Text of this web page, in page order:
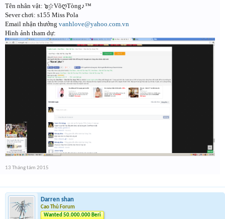
Tên nhân vật: ๖ۣ☆VõღTòng♪™
Sever chơi: s155 Miss Pola
Email nhận thưởng vanhlove@yahoo.com.vn
Hình ảnh tham dự:
13 Tháng tám 2015
Darren shan
Cao Thủ Forum
Wanted 50.000.000 Beri